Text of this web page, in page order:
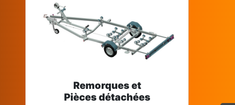
Remorques et
Pièces détachées